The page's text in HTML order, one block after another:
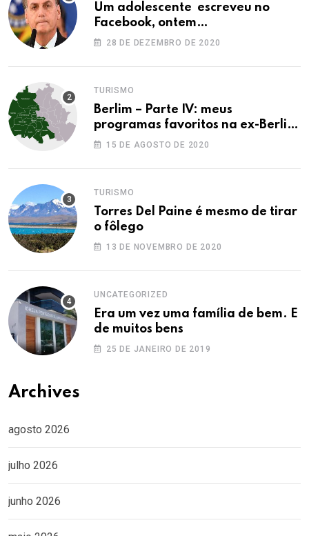
Um adolescente escreveu no
Facebook, ontem…
28 DE DEZEMBRO DE 2020
TURISMO
Berlim – Parte IV: meus
programas favoritos na ex-Berlim
Ocidental
15 DE AGOSTO DE 2020
TURISMO
Torres Del Paine é mesmo de tirar
o fôlego
13 DE NOVEMBRO DE 2020
UNCATEGORIZED
Era um vez uma família de bem. E
de muitos bens
25 DE JANEIRO DE 2019
Archives
agosto 2026
julho 2026
junho 2026